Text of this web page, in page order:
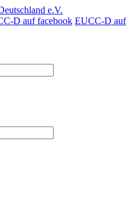
e.V.
D auf facebook EUCC-D